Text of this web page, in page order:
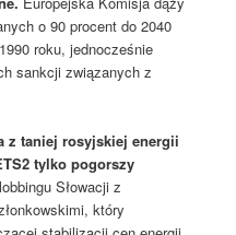
o 90 procent do 2040
roku, jednocześnie
sankcji związanych z
z taniej rosyjskiej energii
tylko pogorszy
Słowacji z
który